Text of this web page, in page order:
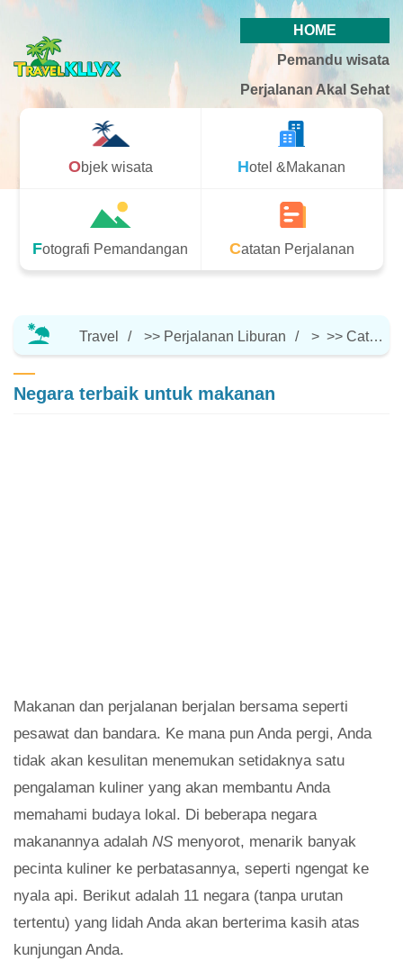
HOME
Pemandu wisata
Perjalanan Akal Sehat
Objek wisata Hotel &Makanan
Fotografi Pemandangan Catatan Perjalanan
Travel >> Perjalanan Liburan > >> Catatan Perjalanan
Negara terbaik untuk makanan
Makanan dan perjalanan berjalan bersama seperti
pesawat dan bandara. Ke mana pun Anda pergi, Anda
tidak akan kesulitan menemukan setidaknya satu
pengalaman kuliner yang akan membantu Anda
memahami budaya lokal. Di beberapa negara
makanannya adalah NS menyorot, menarik banyak
pecinta kuliner ke perbatasannya, seperti ngengat ke
nyala api. Berikut adalah 11 negara (tanpa urutan
tertentu) yang lidah Anda akan berterima kasih atas
kunjungan Anda.